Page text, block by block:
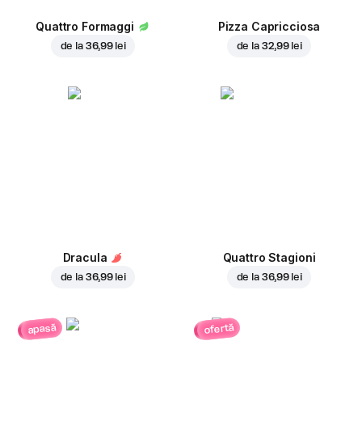
Quattro Formaggi
de la 36,99 lei
Pizza Capricciosa
de la 32,99 lei
Dracula
de la 36,99 lei
Quattro Stagioni
de la 36,99 lei
apasă ofertă